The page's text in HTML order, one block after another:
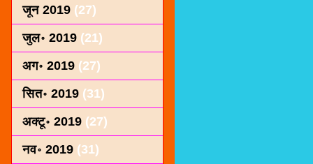
जून 2019 (27)
जुल॰ 2019 (21)
अग॰ 2019 (27)
सित॰ 2019 (31)
अक्टू॰ 2019 (27)
नव॰ 2019 (31)